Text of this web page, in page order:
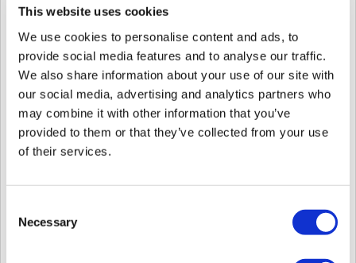
This website uses cookies
We use cookies to personalise content and ads, to
provide social media features and to analyse our traffic.
We also share information about your use of our site with
our social media, advertising and analytics partners who
may combine it with other information that you’ve
provided to them or that they’ve collected from your use
of their services.
Selection
Necessary
<Nuevas características y mejoras>
1.Soporta el procesador dual SE.
Nota de revisión de BioStation 3 v1.0.1